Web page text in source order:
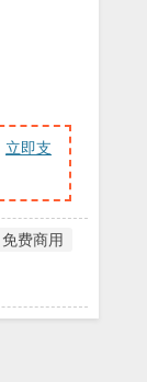
立即支
免费商用